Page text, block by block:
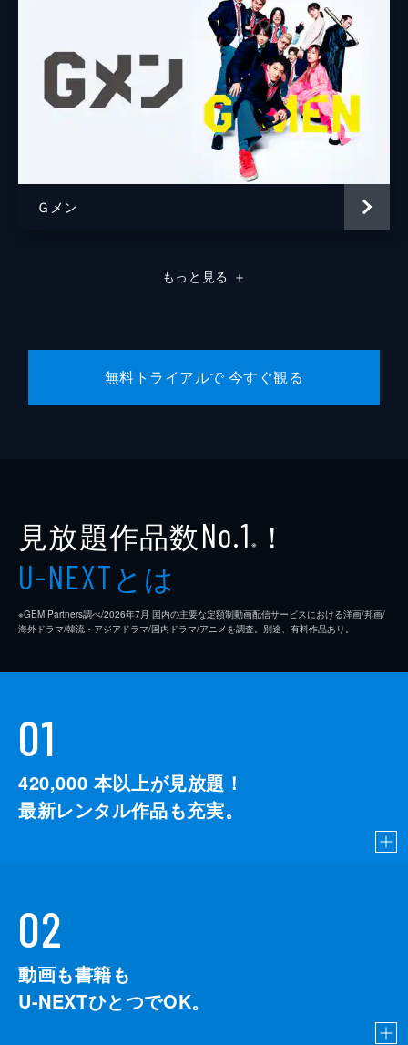
Ｇメン
もっと見る ＋
無料トライアルで 今すぐ観る
見放題作品数No.1 ※ ！
U-NEXTとは
※GEM Partners調べ/2026年7⽉ 国内の主要な定額制動画配信サービスにおける洋画/邦画/
海外ドラマ/韓流・アジアドラマ/国内ドラマ/アニメを調査。別途、有料作品あり。
01
420,000 本以上が見放題！
最新レンタル作品も充実。
02
動画も書籍も
U-NEXTひとつでOK。